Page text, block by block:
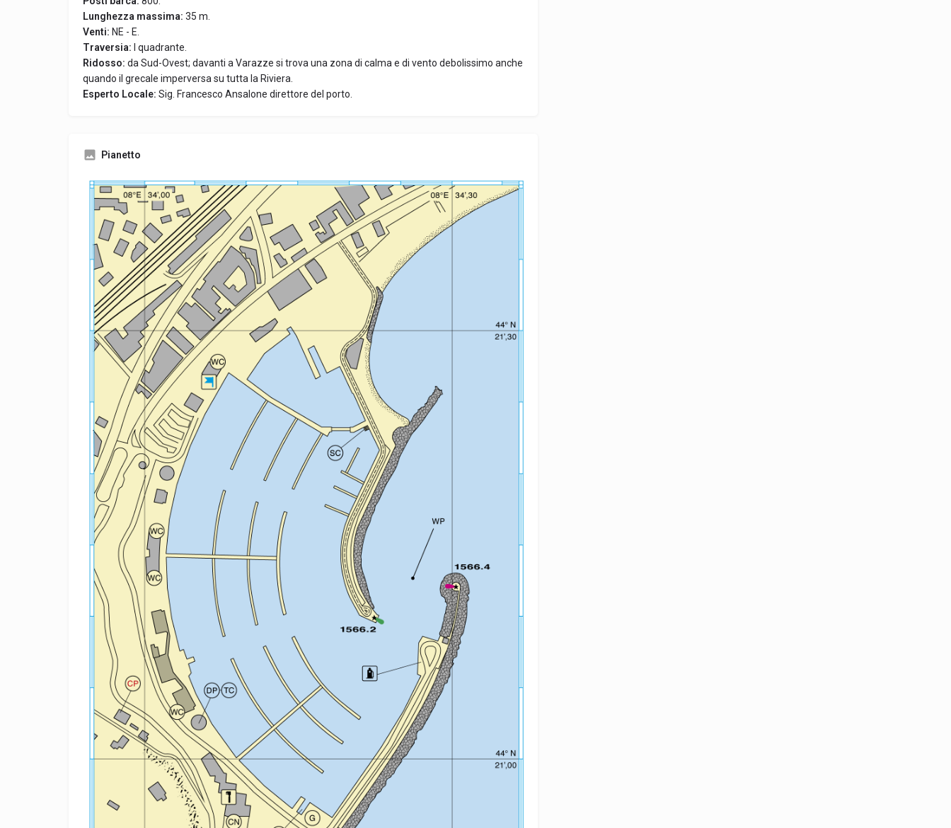
Lunghezza massima: 35 m.
Venti: NE - E.
Traversia:
I quadrante.
Ridosso: da Sud-Ovest; davanti a Varazze si trova una zona di calma e di vento debolissimo anche
quando il grecale imperversa su tutta la Riviera.
Esperto Locale: Sig. Francesco Ansalone direttore del porto.
Pianetto